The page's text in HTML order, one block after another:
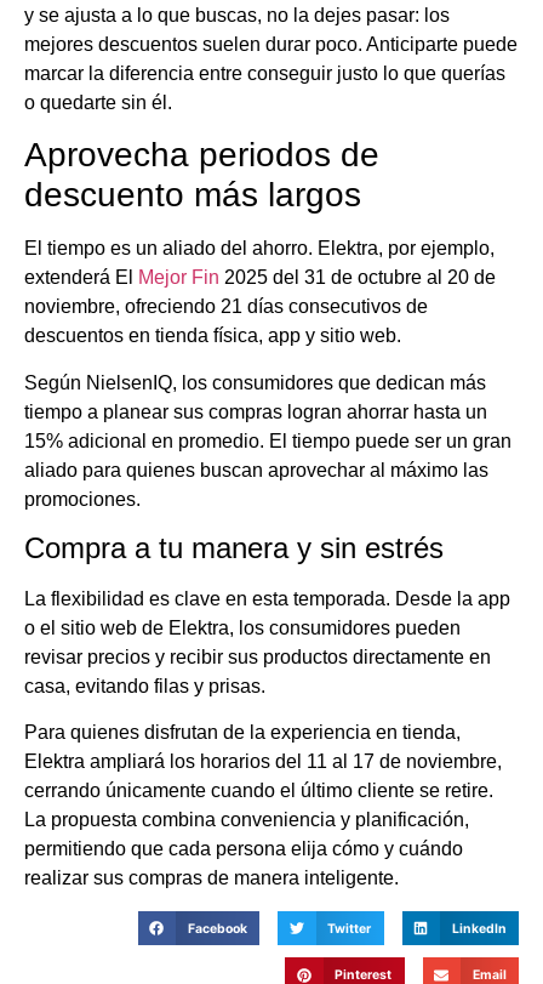
y se ajusta a lo que buscas, no la dejes pasar: los
mejores descuentos suelen durar poco. Anticiparte puede
marcar la diferencia entre conseguir justo lo que querías
o quedarte sin él.
Aprovecha periodos de
descuento más largos
El tiempo es un aliado del ahorro. Elektra, por ejemplo,
extenderá El
Mejor Fin 2025 del 31 de octubre al 20 de
noviembre, ofreciendo 21 días consecutivos de
descuentos en tienda física, app y sitio web.
Según NielsenIQ, los consumidores que dedican más
tiempo a planear sus compras logran ahorrar hasta un
15% adicional en promedio. El tiempo puede ser un gran
aliado para quienes buscan aprovechar al máximo las
promociones.
Compra a tu manera y sin estrés
La flexibilidad es clave en esta temporada. Desde la app
o el sitio web de Elektra, los consumidores pueden
revisar precios y recibir sus productos directamente en
casa, evitando filas y prisas.
Para quienes disfrutan de la experiencia en tienda,
Elektra ampliará los horarios del 11 al 17 de noviembre,
cerrando únicamente cuando el último cliente se retire.
La propuesta combina conveniencia y planificación,
permitiendo que cada persona elija cómo y cuándo
realizar sus compras de manera inteligente.
Facebook Twitter LinkedIn
Pinterest Email